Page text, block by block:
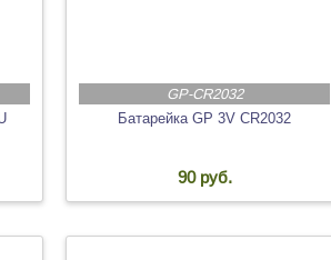
GP-CR2032
Батарейка GP 3V CR2032
90 руб.